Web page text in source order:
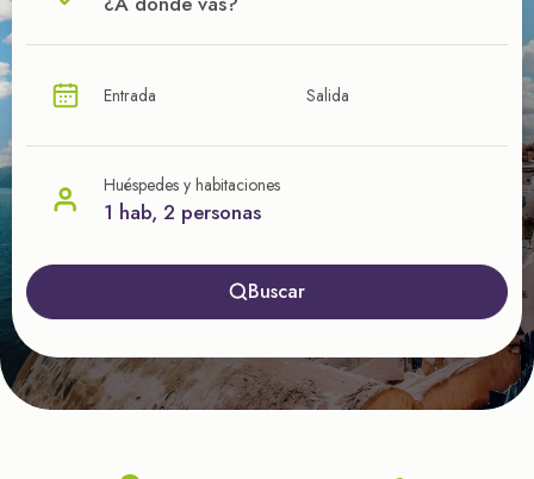
¿CUÁL VA A SER TU PRÓXIMO TROTE?
nuestras ofertas
Entrada Salida
Huéspedes y habitaciones
1 hab, 2 personas
Buscar